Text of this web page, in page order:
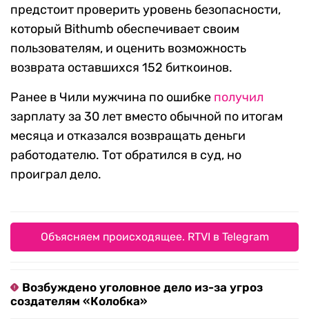
предстоит проверить уровень безопасности,
который Bithumb обеспечивает своим
пользователям, и оценить возможность
возврата оставшихся 152 биткоинов.
Ранее в Чили мужчина по ошибке получил
зарплату за 30 лет вместо обычной по итогам
месяца и отказался возвращать деньги
работодателю. Тот обратился в суд, но
проиграл дело.
Объясняем происходящее. RTVI в Telegram
Возбуждено уголовное дело из-за угроз
создателям «Колобка»